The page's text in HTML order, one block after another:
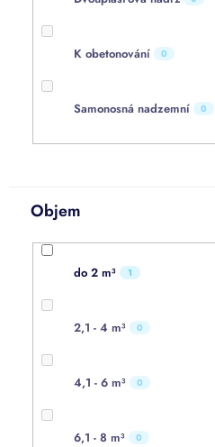
K obetonování 0
Samonosná nadzemní 0
Objem
do 2 m³ 1
2,1 - 4 m³ 0
4,1 - 6 m³ 0
6,1 - 8 m³ 0